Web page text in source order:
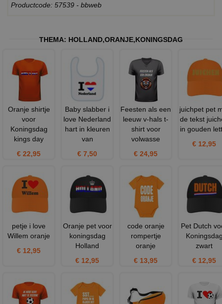
Productcode: 57539 - bbweb
THEMA: HOLLAND,ORANJE,KONINGSDAG
Oranje shirtje
voor
Koningsdag
kings day
€ 22,95
Baby slabber i
love Nederland
hart in kleuren
van
€ 7,50
Feesten als een
leeuw v-hals t-
shirt voor
volwasse
€ 24,95
juichpet pet
de tekst
in gouden
€ 12,95
petje i love
Willem oranje
€ 12,95
Oranje pet voor
koningsdag
Holland
€ 12,95
code oranje
rompertje
oranje
€ 13,95
Pet Dutch
zwart
€ 12,95